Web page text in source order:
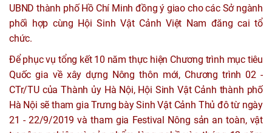
UBND thành phố Hồ Chí Minh đồng ý giao cho các Sở ngành
phối hợp cùng Hội Sinh Vật Cảnh Việt Nam đăng cai tổ
chức.
Để phục vụ tổng kết 10 năm thực hiện Chương trình mục tiêu
Quốc gia về xây dựng Nông thôn mới, Chương trình 02 -
CTr/TU của Thành ủy Hà Nội, Hội Sinh Vật Cảnh thành phố
Hà Nội sẽ tham gia Trưng bày Sinh Vật Cảnh Thủ đô từ ngày
21 - 22/9/2019 và tham gia Festival Nông sản an toàn, vật